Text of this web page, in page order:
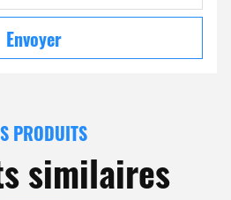
Envoyer
PRODUITS
similaires